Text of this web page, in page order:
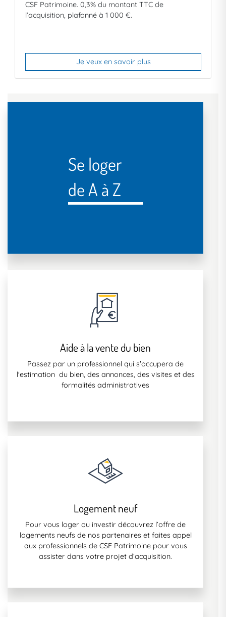
CSF Patrimoine. 0,3% du montant TTC de
l’acquisition, plafonné à 1 000 €.
Je veux en savoir plus
Se loger
de A à Z
Aide à la vente du bien
Passez par un professionnel qui s'occupera de
l'estimation du bien, des annonces, des visites et des
formalités administratives
Logement neuf
Pour vous loger ou investir découvrez l’offre de
logements neufs de nos partenaires et faites appel
aux professionnels de CSF Patrimoine pour vous
assister dans votre projet d’acquisition.